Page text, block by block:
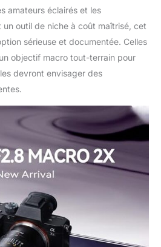
amateurs éclairés et les
outil de niche à coût maîtrisé, cet
sérieuse et documentée. Celles
objectif macro tout-terrain pour
devront envisager des